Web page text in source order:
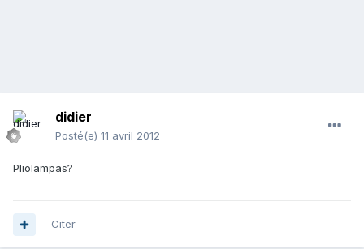
didier
Posté(e) 11 avril 2012
Pliolampas?
Citer